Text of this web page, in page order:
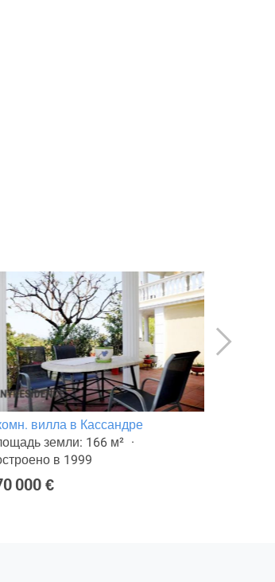
вилла в Кассандре
земли: 166 м²
в 1999
000 €